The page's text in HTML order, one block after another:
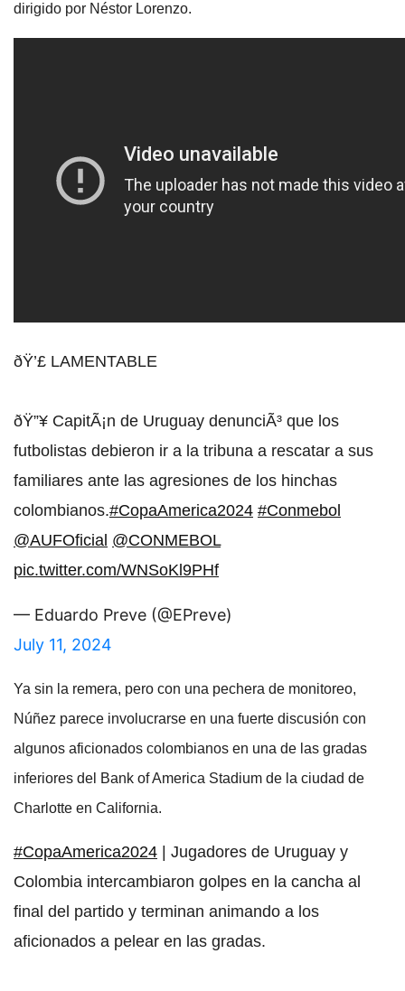
dirigido por Néstor Lorenzo.
ðŸ’£ LAMENTABLE
ðŸ”¥ CapitÃ¡n de Uruguay denunciÃ³ que los
futbolistas debieron ir a la tribuna a rescatar a sus
familiares ante las agresiones de los hinchas
colombianos.#CopaAmerica2024 #Conmebol
@AUFOficial @CONMEBOL
pic.twitter.com/WNSoKl9PHf
— Eduardo Preve (@EPreve)
July 11, 2024
Ya sin la remera, pero con una pechera de monitoreo,
Núñez parece involucrarse en una fuerte discusión con
algunos aficionados colombianos en una de las gradas
inferiores del Bank of America Stadium de la ciudad de
Charlotte en California.
#CopaAmerica2024 | Jugadores de Uruguay y
Colombia intercambiaron golpes en la cancha al
final del partido y terminan animando a los
aficionados a pelear en las gradas.